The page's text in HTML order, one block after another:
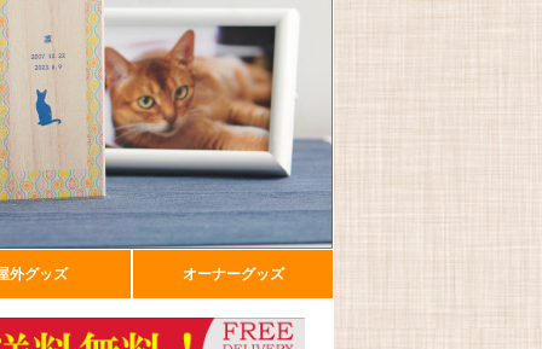
外グッズ オーナーグッズ